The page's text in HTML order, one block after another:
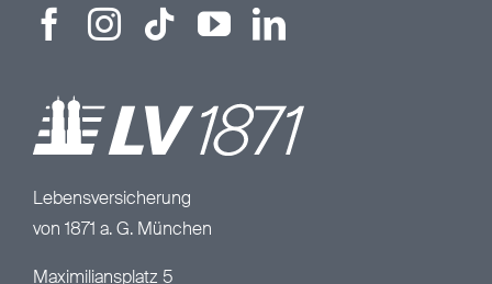
Lebensversicherung
von 1871 a. G. München
Maximiliansplatz 5